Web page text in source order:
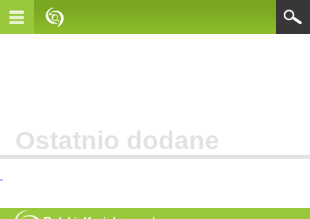
Ostatnio dodane